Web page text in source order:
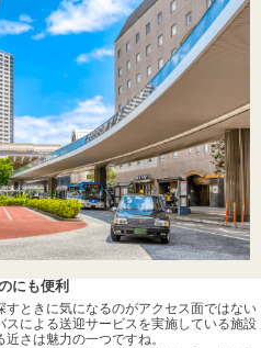
にも便利
ときに気になるのがアクセス面ではない
による送迎サービスを実施している施設
さは魅力の一つですね。